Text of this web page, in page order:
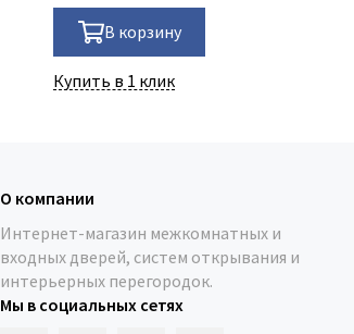
В корзину
Купить в 1 клик
О компании
Интернет-магазин межкомнатных и
входных дверей, систем открывания и
интерьерных перегородок.
Мы в социальных сетях